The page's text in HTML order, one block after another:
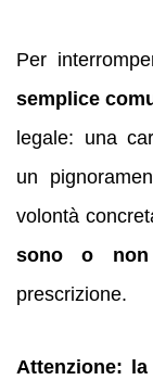
Per
semplice
legale: una
un
volontà
sono o
prescrizione.
Attenzione: